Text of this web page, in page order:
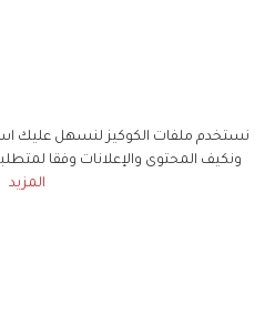
نستخدم ملفات الكوكيز لنسهل عليك
ونكيف المحتوى والإعلانات وفقا
المزيد